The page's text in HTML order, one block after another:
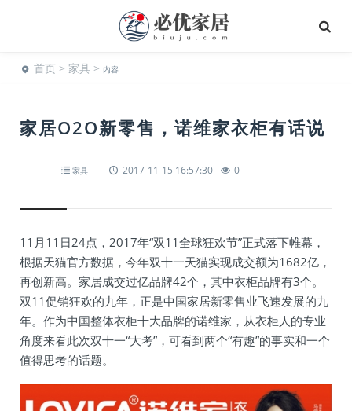
首页 > 家具 > 内容
家居O2O新零售，诺维家衣柜有话说
家具 2017-11-15 16:57:30 0
11月11日24点，2017年“双11全球狂欢节”正式落下帷幕，
根据天猫官方数据，今年双十一天猫实现成交额为1682亿，
再创新高。家居成交过亿品牌42个，其中衣柜品牌有3个。
双11促销狂欢的九年，正是中国家居新零售业飞速发展的九
年。作为中国整体衣柜十大品牌的诺维家，从衣柜人的专业
角度来看此次双十一“大考”，可看到两个“有趣”的事实和一个
值得思考的话题。